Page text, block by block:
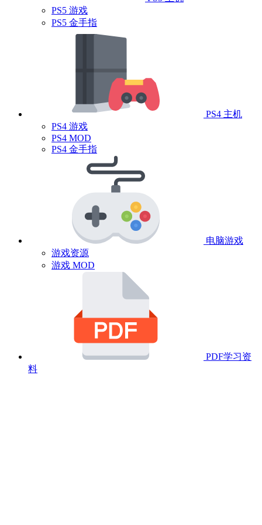
PS5 游戏
PS5 金手指
PS4 主机
PS4 游戏
PS4 MOD
PS4 金手指
电脑游戏
游戏资源
游戏 MOD
PDF学习资
料